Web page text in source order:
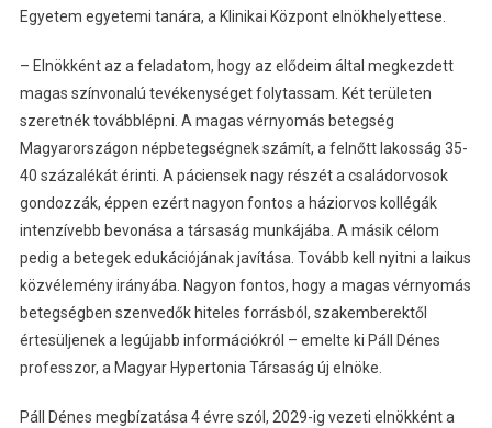
Egyetem egyetemi tanára, a Klinikai Központ elnökhelyettese.
– Elnökként az a feladatom, hogy az elődeim által megkezdett
magas színvonalú tevékenységet folytassam. Két területen
szeretnék továbblépni. A magas vérnyomás betegség
Magyarországon népbetegségnek számít, a felnőtt lakosság 35-
40 százalékát érinti. A páciensek nagy részét a családorvosok
gondozzák, éppen ezért nagyon fontos a háziorvos kollégák
intenzívebb bevonása a társaság munkájába. A másik célom
pedig a betegek edukációjának javítása. Tovább kell nyitni a laikus
közvélemény irányába. Nagyon fontos, hogy a magas vérnyomás
betegségben szenvedők hiteles forrásból, szakemberektől
értesüljenek a legújabb információkról – emelte ki Páll Dénes
professzor, a Magyar Hypertonia Társaság új elnöke.
Páll Dénes megbízatása 4 évre szól, 2029-ig vezeti elnökként a